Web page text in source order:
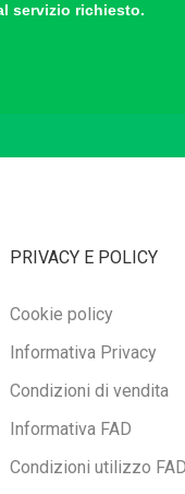
servizio richiesto.
PRIVACY E POLICY
Cookie policy
Informativa Privacy
Condizioni di vendita
Informativa FAD
Condizioni utilizzo FAD